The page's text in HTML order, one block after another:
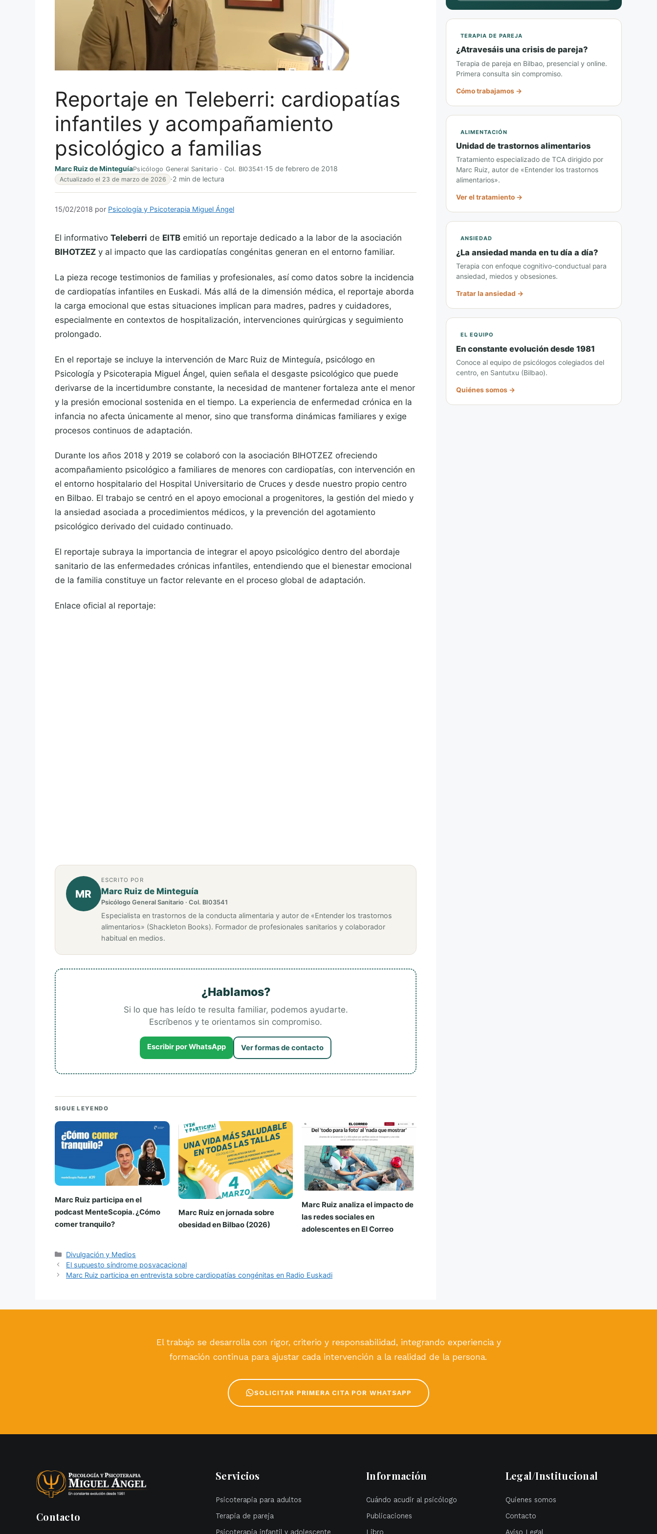
Reportaje en Teleberri: cardiopatías
infantiles y acompañamiento
psicológico a familias
Marc Ruiz de MinteguíaPsicólogo General Sanitario · Col. BI03541 ·15 de febrero de 2018
Actualizado el 23 de marzo de 2026 ·2 min de lectura
15/02/2018 por Psicología y Psicoterapia Miguel Ángel
El informativo Teleberri de EITB emitió un reportaje dedicado a la labor de la asociación
BIHOTZEZ y al impacto que las cardiopatías congénitas generan en el entorno familiar.
La pieza recoge testimonios de familias y profesionales, así como datos sobre la incidencia
de cardiopatías infantiles en Euskadi. Más allá de la dimensión médica, el reportaje aborda
la carga emocional que estas situaciones implican para madres, padres y cuidadores,
especialmente en contextos de hospitalización, intervenciones quirúrgicas y seguimiento
prolongado.
En el reportaje se incluye la intervención de Marc Ruiz de Minteguía, psicólogo en
Psicología y Psicoterapia Miguel Ángel, quien señala el desgaste psicológico que puede
derivarse de la incertidumbre constante, la necesidad de mantener fortaleza ante el menor
y la presión emocional sostenida en el tiempo. La experiencia de enfermedad crónica en la
infancia no afecta únicamente al menor, sino que transforma dinámicas familiares y exige
procesos continuos de adaptación.
Durante los años 2018 y 2019 se colaboró con la asociación BIHOTZEZ ofreciendo
acompañamiento psicológico a familiares de menores con cardiopatías, con intervención en
el entorno hospitalario del Hospital Universitario de Cruces y desde nuestro propio centro
en Bilbao. El trabajo se centró en el apoyo emocional a progenitores, la gestión del miedo y
la ansiedad asociada a procedimientos médicos, y la prevención del agotamiento
psicológico derivado del cuidado continuado.
El reportaje subraya la importancia de integrar el apoyo psicológico dentro del abordaje
sanitario de las enfermedades crónicas infantiles, entendiendo que el bienestar emocional
de la familia constituye un factor relevante en el proceso global de adaptación.
Enlace oficial al reportaje:
MR
ESCRITO POR
Marc Ruiz de Minteguía
Psicólogo General Sanitario · Col. BI03541
Especialista en trastornos de la conducta alimentaria y autor de «Entender los trastornos
alimentarios» (Shackleton Books). Formador de profesionales sanitarios y colaborador
habitual en medios.
¿Hablamos?
Si lo que has leído te resulta familiar, podemos ayudarte.
Escríbenos y te orientamos sin compromiso.
Escribir por WhatsApp Ver formas de contacto
SIGUE LEYENDO
Marc Ruiz participa en el
podcast MenteScopia. ¿Cómo
comer tranquilo?
Marc Ruiz en jornada sobre
obesidad en Bilbao (2026)
Marc Ruiz analiza el impacto de
las redes sociales en
adolescentes en El Correo
Categorías
Divulgación y Medios
El supuesto síndrome posvacacional
Marc Ruiz participa en entrevista sobre cardiopatías congénitas en Radio Euskadi
TERAPIA DE PAREJA
¿Atravesáis una crisis de pareja?
Terapia de pareja en Bilbao, presencial y online.
Primera consulta sin compromiso.
Cómo trabajamos →
ALIMENTACIÓN
Unidad de trastornos alimentarios
Tratamiento especializado de TCA dirigido por
Marc Ruiz, autor de «Entender los trastornos
alimentarios».
Ver el tratamiento →
ANSIEDAD
¿La ansiedad manda en tu día a día?
Terapia con enfoque cognitivo-conductual para
ansiedad, miedos y obsesiones.
Tratar la ansiedad →
EL EQUIPO
En constante evolución desde 1981
Conoce al equipo de psicólogos colegiados del
centro, en Santutxu (Bilbao).
Quiénes somos →
El trabajo se desarrolla con rigor, criterio y responsabilidad, integrando experiencia y
formación continua para ajustar cada intervención a la realidad de la persona.
SOLICITAR PRIMERA CITA POR WHATSAPP
Contacto
Servicios
Psicoterapia para adultos
Terapia de pareja
Psicoterapia infantil y adolescente
Información
Cuándo acudir al psicólogo
Publicaciones
Libro
Legal/Institucional
Quienes somos
Contacto
Aviso Legal